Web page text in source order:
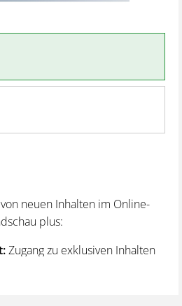
neuen Inhalten im Online-
plus:
Zugang zu exklusiven Inhalten
– von aktuellen Regelungen
und Ruhezeiten,